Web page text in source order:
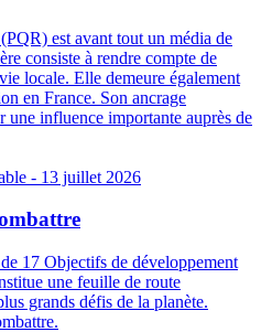
est avant tout un média de
consiste à rendre compte de
locale. Elle demeure également
en France. Son ancrage
influence importante auprès de
- 13 juillet 2026
17 Objectifs de développement
une feuille de route
grands défis de la planète.